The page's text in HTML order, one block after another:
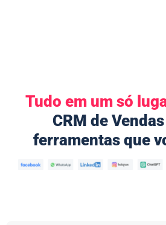
Tudo em um só
CRM de
ferramentas que